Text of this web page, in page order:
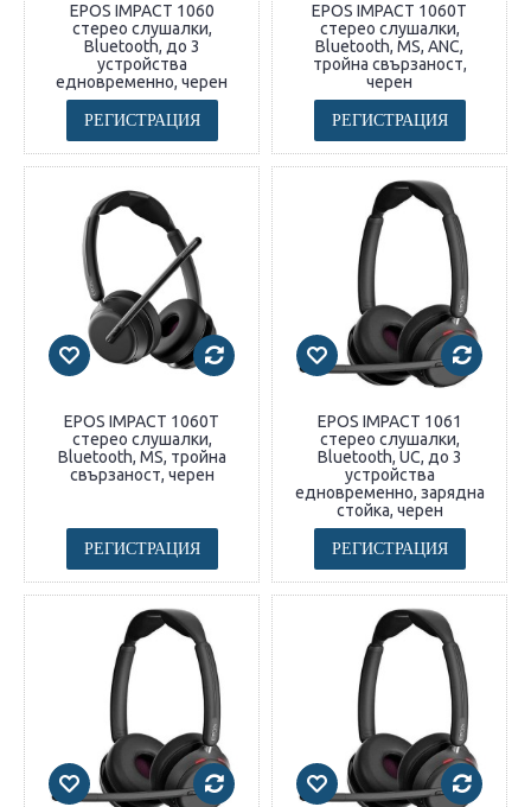
EPOS IMPACT 1060
стерео слушалки,
Bluetooth, до 3
устройства
едновременно, черен
РЕГИСТРАЦИЯ
EPOS IMPACT 1060T
стерео слушалки,
Bluetooth, MS, ANC,
тройна свързаност,
черен
РЕГИСТРАЦИЯ
EPOS IMPACT 1060T
стерео слушалки,
Bluetooth, MS, тройна
свързаност, черен
РЕГИСТРАЦИЯ
EPOS IMPACT 1061
стерео слушалки,
Bluetooth, UC, до 3
устройства
едновременно, зарядна
стойка, черен
РЕГИСТРАЦИЯ